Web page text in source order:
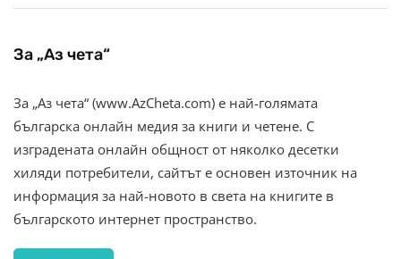
За „Аз чета“
За „Аз чета“ (www.AzCheta.com) е най-голямата
българска онлайн медия за книги и четене. С
изградената онлайн общност от няколко десетки
хиляди потребители, сайтът е основен източник на
информация за най-новото в света на книгите в
българското интернет пространство.